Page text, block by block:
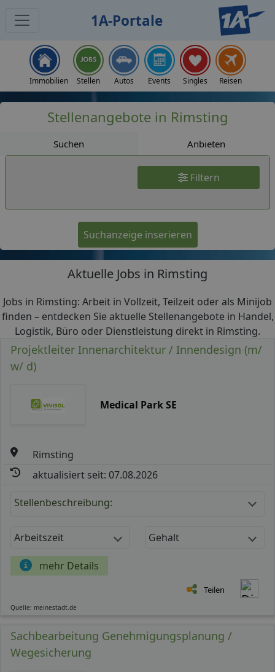
1A-Portale
Immobilien Stellen Autos Events Singles Reisen
Stellenangebote in Rimsting
Suchen Anbieten
Filtern
Suchanzeige inserieren
Aktuelle Jobs in Rimsting
Jobs in Rimsting: Arbeit in Vollzeit, Teilzeit oder als Minijob
finden – entdecken Sie aktuelle Stellenangebote in Handel,
Logistik, Büro oder Dienstleistung direkt in Rimsting.
Projektleiter Innenarchitektur / Innendesign (m/
w/ d)
Medical Park SE
Rimsting
aktualisiert seit: 07.08.2026
Stellenbeschreibung:
Arbeitszeit Gehalt
mehr Details
Teilen
Quelle: meinestadt.de
Sachbearbeitung Genehmigungsplanung /
Wegesicherung